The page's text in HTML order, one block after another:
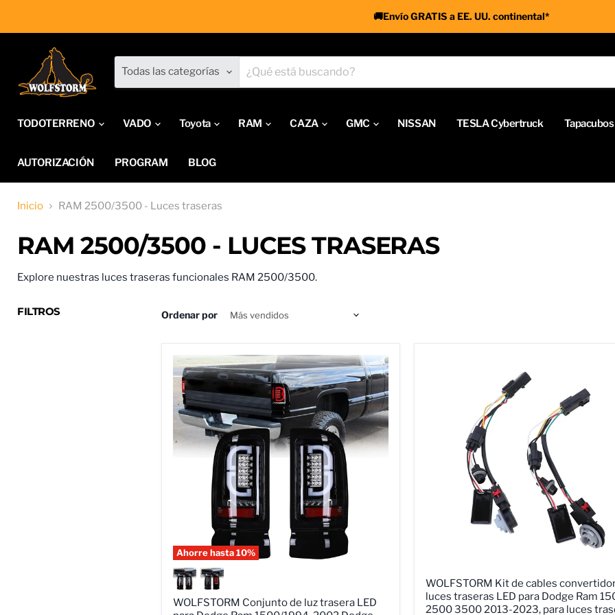
🚚Envío GRATIS a EE. UU. continental*
Todas las categorías
TODOTERRENO VADO Toyota RAM CAZA GMC NISSAN TESLA Cybertruck
AUTORIZACIÓN PROGRAM BLOG
Inicio RAM 2500/3500 - Luces traseras
RAM 2500/3500 - LUCES TRASERAS
Explore nuestras luces traseras funcionales RAM 2500/3500.
FILTROS Ordenar por
Ahorre hasta10%
WOLFSTORM
Conjunto
de
luz
trasera
WOLFSTORM Conjunto de luz trasera LED
Kit
de
cables
WOLFSTORM Kit de cables
luces traseras LED para Dodge Ram
2500 3500 2013-2023, para luces